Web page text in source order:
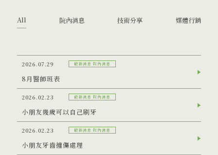
All 院內消息 技術分享 媒體行銷
2026.07.29 最新消息 院內消息
8月醫師班表
2026.02.23 最新消息 院內消息
小朋友幾歲可以自己刷牙
2026.02.23 最新消息 院內消息
小朋友牙齒撞傷處理